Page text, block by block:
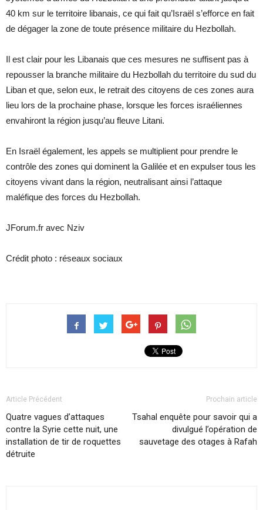
40 km sur le territoire libanais, ce qui fait qu’Israël s’efforce en fait
de dégager la zone de toute présence militaire du Hezbollah.
Il est clair pour les Libanais que ces mesures ne suffisent pas à
repousser la branche militaire du Hezbollah du territoire du sud du
Liban et que, selon eux, le retrait des citoyens de ces zones aura
lieu lors de la prochaine phase, lorsque les forces israéliennes
envahiront la région jusqu’au fleuve Litani.
En Israël également, les appels se multiplient pour prendre le
contrôle des zones qui dominent la Galilée et en expulser tous les
citoyens vivant dans la région, neutralisant ainsi l’attaque
maléfique des forces du Hezbollah.
JForum.fr avec Nziv
Crédit photo : réseaux sociaux
Article Précédent
Quatre vagues d’attaques
contre la Syrie cette nuit, une
installation de tir de roquettes
détruite
Prochain article
Tsahal enquête pour savoir qui a
divulgué l’opération de
sauvetage des otages à Rafah